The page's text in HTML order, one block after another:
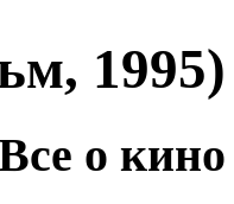
1995)
о кино